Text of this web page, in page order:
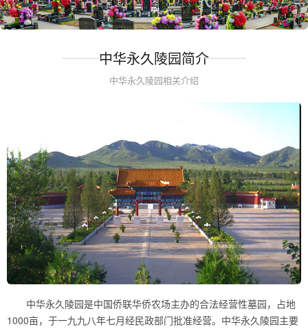
中华永久陵园简介
中华永久陵园相关介绍
中华永久陵园是中国侨联华侨农场主办的合法经营性墓园，占地
1000亩，于一九九八年七月经民政部门批准经营。中华永久陵园主要